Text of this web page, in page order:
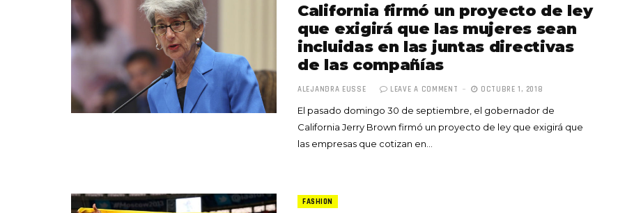
California firmó un proyecto de ley
que exigirá que las mujeres sean
incluidas en las juntas directivas
de las compañías
ALEJANDRA EUSSE LEAVE A COMMENT OCTUBRE 1, 2018
El pasado domingo 30 de septiembre, el gobernador de
California Jerry Brown firmó un proyecto de ley que exigirá que
las empresas que cotizan en…
FASHION